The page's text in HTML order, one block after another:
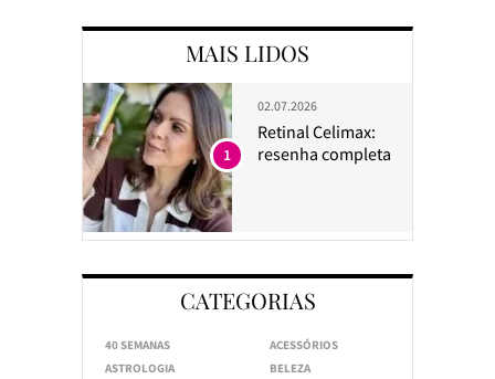
MAIS LIDOS
02.07.2026
Retinal Celimax:
resenha completa
1
CATEGORIAS
40 SEMANAS
ACESSÓRIOS
ASTROLOGIA
BELEZA